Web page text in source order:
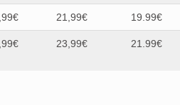
21,99€ 19.99€
23,99€ 21.99€